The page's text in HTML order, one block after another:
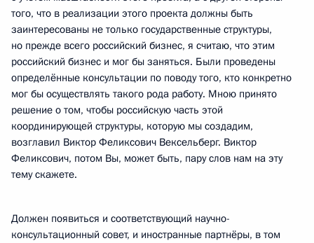
того, что в реализации этого проекта должны быть
заинтересованы не только государственные структуры,
но прежде всего российский бизнес, я считаю, что этим
российский бизнес и мог бы заняться. Были проведены
определённые консультации по поводу того, кто конкретно
мог бы осуществлять такого рода работу. Мною принято
решение о том, чтобы российскую часть этой
координирующей структуры, которую мы создадим,
возглавил Виктор Феликсович Вексельберг. Виктор
Феликсович, потом Вы, может быть, пару слов нам на эту
тему скажете.
Должен появиться и соответствующий научно-
консультационный совет, и иностранные партнёры, в том